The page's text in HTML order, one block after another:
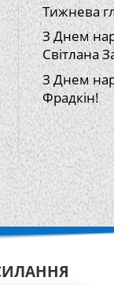
Тижнева
З Днем
Світлана
З Днем
Фрадкін!